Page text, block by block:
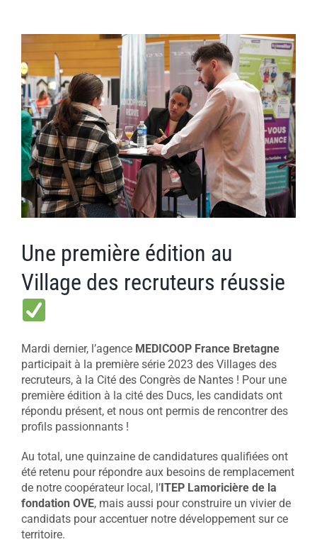
Voir
l'image
agrandie
Une première édition au
Village des recruteurs réussie
Mardi dernier, l’agence MEDICOOP France Bretagne
participait à la première série 2023 des Villages des
recruteurs, à la Cité des Congrès de Nantes ! Pour une
première édition à la cité des Ducs, les candidats ont
répondu présent, et nous ont permis de rencontrer des
profils passionnants !
Au total, une quinzaine de candidatures qualifiées ont
été retenu pour répondre aux besoins de remplacement
de notre coopérateur local, l’ITEP Lamoricière de la
fondation OVE, mais aussi pour construire un vivier de
candidats pour accentuer notre développement sur ce
territoire.